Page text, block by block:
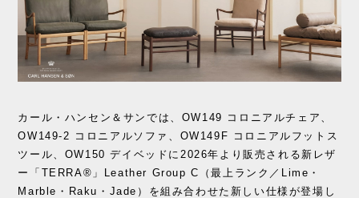
カール・ハンセン＆サンでは、OW149 コロニアルチェア、
OW149-2 コロニアルソファ、OW149F コロニアルフットス
ツール、OW150 デイベッドに2026年より販売される新レザ
ー「TERRA®」Leather Group C（最上ランク／Lime・
Marble・Raku・Jade）を組み合わせた新しい仕様が登場し